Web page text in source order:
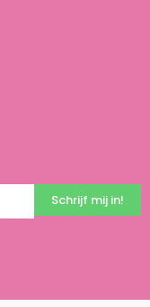
Schrijf mij in!